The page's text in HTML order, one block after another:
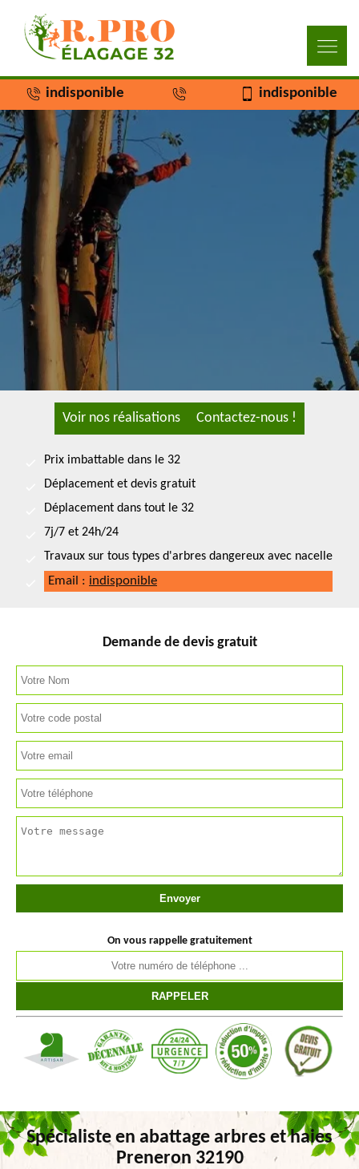
indisponible indisponible
Voir nos réalisations Contactez-nous !
Prix imbattable dans le 32
Déplacement et devis gratuit
Déplacement dans tout le 32
7j/7 et 24h/24
Travaux sur tous types d'arbres dangereux avec nacelle
Email : indisponible
Demande de devis gratuit
On vous rappelle gratuitement
Spécialiste en abattage arbres et haies
Preneron 32190